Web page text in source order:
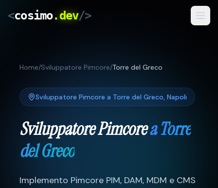
<cosimo.dev/>
Risultati
Come Lavoro
RO
Home/Sviluppatore Pimcore/Torre del Greco
Sviluppatore Pimcore a Torre del Greco, Napoli
Sviluppatore PimcoreaTorre
del Greco
Implemento Pimcore PIM, DAM, MDM e CMS